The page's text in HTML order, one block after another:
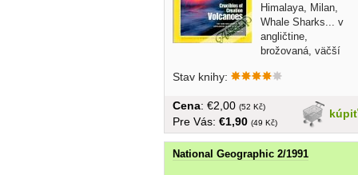
Himalaya, Milan,
Whale Sharks... v
angličtine,
brožovaná, väčší
Stav knihy:
kúpiť
Cena: €2,00 (52 Kč)
Pre Vás: €1,90 (49 Kč)
National Geographic 2/1991